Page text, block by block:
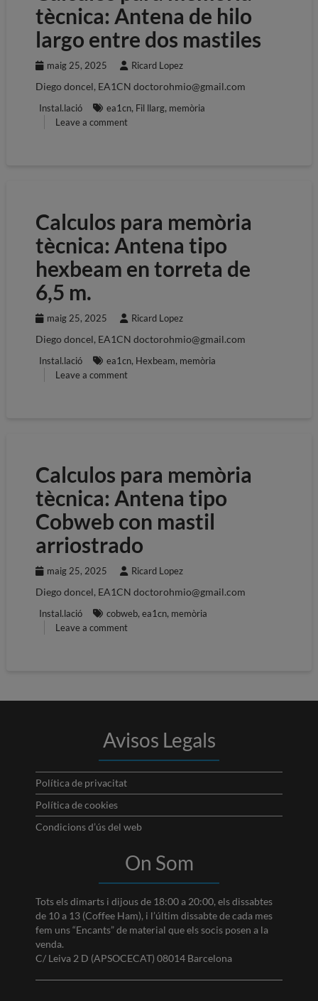
tècnica: Antena de hilo
largo entre dos mastiles
maig 25, 2025 Ricard Lopez
Diego doncel, EA1CN doctorohmio@gmail.com
Instal.lació ea1cn, Fil llarg, memòria
Leave a comment
Calculos para memòria
tècnica: Antena tipo
hexbeam en torreta de
6,5 m.
maig 25, 2025 Ricard Lopez
Diego doncel, EA1CN doctorohmio@gmail.com
Instal.lació ea1cn, Hexbeam, memòria
Leave a comment
Calculos para memòria
tècnica: Antena tipo
Cobweb con mastil
arriostrado
maig 25, 2025 Ricard Lopez
Diego doncel, EA1CN doctorohmio@gmail.com
Instal.lació cobweb, ea1cn, memòria
Leave a comment
Avisos Legals
Política de privacitat
Política de cookies
Condicions d’ús del web
On Som
Tots els dimarts i dijous de 18:00 a 20:00, els dissabtes
de 10 a 13 (Coffee Ham), i l’últim dissabte de cada mes
fem uns “Encants” de material que els socis posen a la
venda.
C/ Leiva 2 D (APSOCECAT) 08014 Barcelona